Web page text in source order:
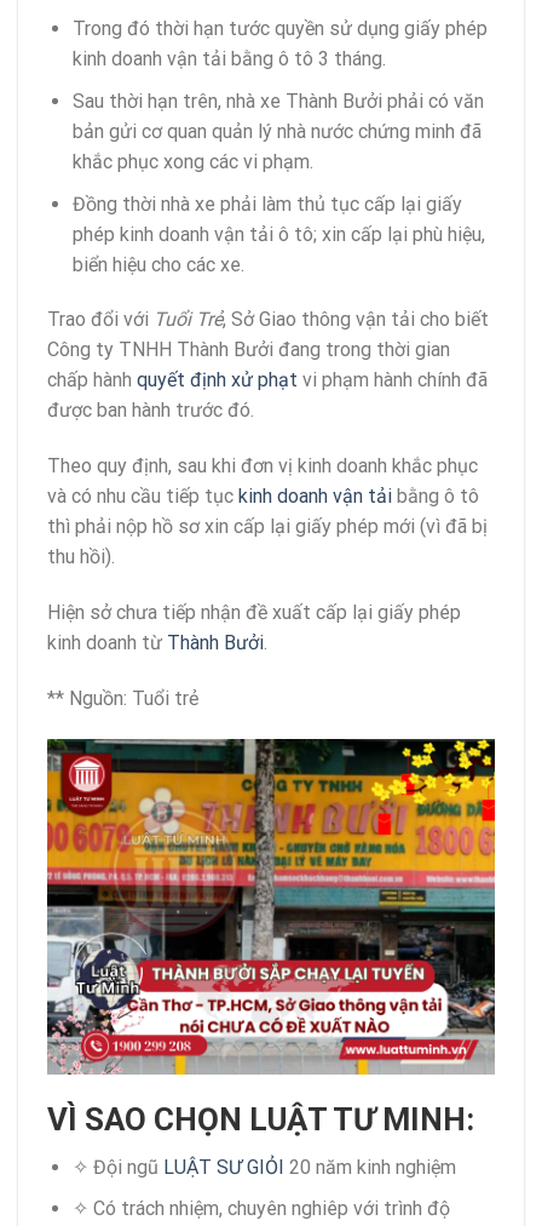
Trong đó thời hạn tước quyền sử dụng giấy phép
kinh doanh vận tải bằng ô tô 3 tháng.
Sau thời hạn trên, nhà xe Thành Bưởi phải có văn
bản gửi cơ quan quản lý nhà nước chứng minh đã
khắc phục xong các vi phạm.
Đồng thời nhà xe phải làm thủ tục cấp lại giấy
phép kinh doanh vận tải ô tô; xin cấp lại phù hiệu,
biển hiệu cho các xe.
Trao đổi với Tuổi Trẻ, Sở Giao thông vận tải cho biết
Công ty TNHH Thành Bưởi đang trong thời gian
chấp hành quyết định xử phạt vi phạm hành chính đã
được ban hành trước đó.
Theo quy định, sau khi đơn vị kinh doanh khắc phục
và có nhu cầu tiếp tục kinh doanh vận tải bằng ô tô
thì phải nộp hồ sơ xin cấp lại giấy phép mới (vì đã bị
thu hồi).
Hiện sở chưa tiếp nhận đề xuất cấp lại giấy phép
kinh doanh từ Thành Bưởi.
** Nguồn: Tuổi trẻ
VÌ SAO CHỌN LUẬT TƯ MINH:
✧ Đội ngũ LUẬT SƯ GIỎI 20 năm kinh nghiệm
✧ Có trách nhiệm, chuyên nghiêp với trình độ